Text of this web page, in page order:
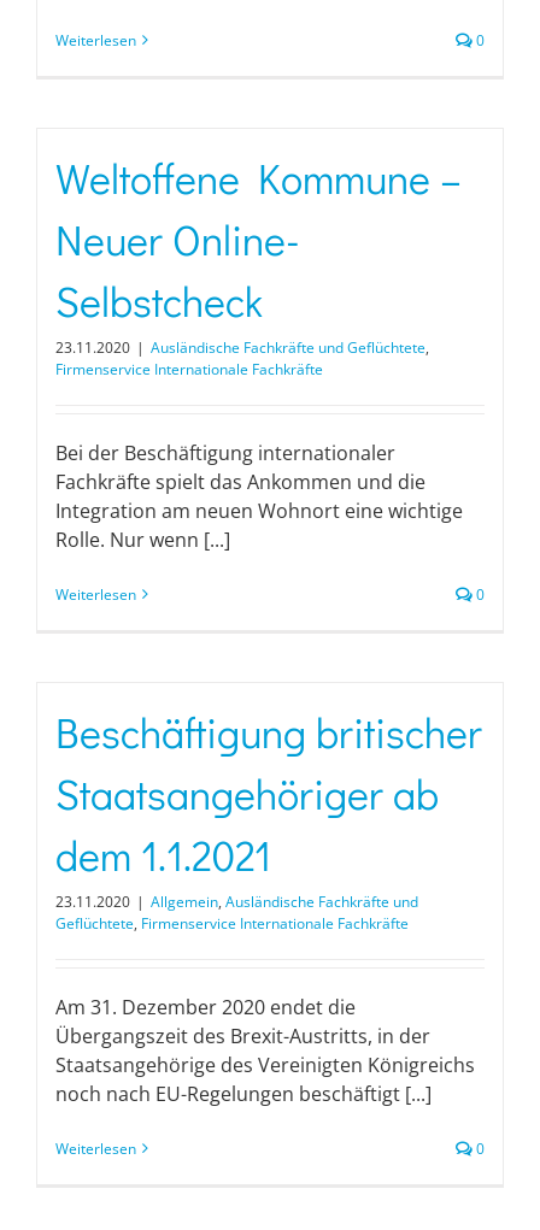
Weiterlesen 0
Weltoffene Kommune –
Neuer Online-
Selbstcheck
23.11.2020 | Ausländische Fachkräfte und Geflüchtete,
Firmenservice Internationale Fachkräfte
Bei der Beschäftigung internationaler
Fachkräfte spielt das Ankommen und die
Integration am neuen Wohnort eine wichtige
Rolle. Nur wenn [...]
Weiterlesen 0
Beschäftigung britischer
Staatsangehöriger ab
dem 1.1.2021
23.11.2020 | Allgemein, Ausländische Fachkräfte und
Geflüchtete, Firmenservice Internationale Fachkräfte
Am 31. Dezember 2020 endet die
Übergangszeit des Brexit-Austritts, in der
Staatsangehörige des Vereinigten Königreichs
noch nach EU-Regelungen beschäftigt [...]
Weiterlesen 0